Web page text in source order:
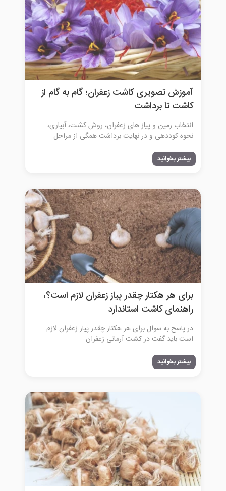
آموزش تصویری کاشت زعفران؛ گام به گام از
کاشت تا برداشت
انتخاب زمین و پیاز های زعفران، روش کشت، آبیاری،
نحوه کوددهی و در نهایت برداشت همگی از مراحل ...
بیشتر بخوانید
برای هر هکتار چقدر پیاز زعفران لازم است؟،
راهنمای کاشت استاندارد
در پاسخ به سوال برای هر هکتار چقدر پیاز زعفران لازم
است باید گفت در کشت آرمانی زعفران ...
بیشتر بخوانید